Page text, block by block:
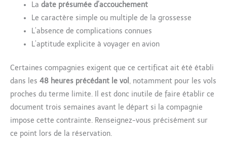
La date présumée d’accouchement
Le caractère simple ou multiple de la grossesse
L’absence de complications connues
L’aptitude explicite à voyager en avion
Certaines compagnies exigent que ce certificat ait été établi
dans les 48 heures précédant le vol , notamment pour les vols
proches du terme limite. Il est donc inutile de faire établir ce
document trois semaines avant le départ si la compagnie
impose cette contrainte. Renseignez-vous précisément sur
ce point lors de la réservation.